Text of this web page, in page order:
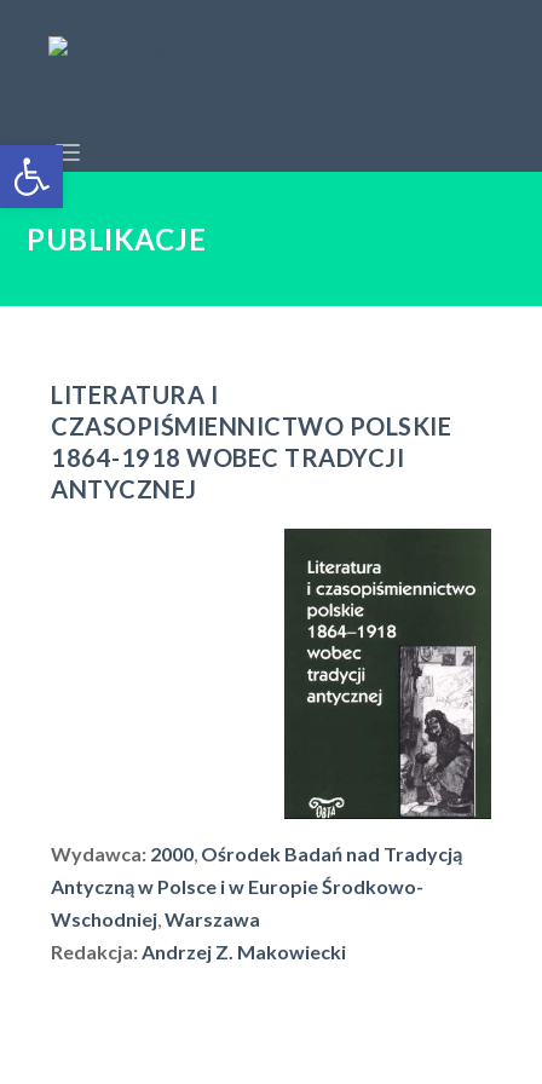
Open toolbar
PUBLIKACJE
LITERATURA I
CZASOPIŚMIENNICTWO POLSKIE
1864-1918 WOBEC TRADYCJI
ANTYCZNEJ
Wydawca: 2000 Ośrodek Badań nad Tradycją
Antyczną w Polsce i w Europie Środkowo-
Wschodniej ,Warszawa
Redakcja: Andrzej Z. Makowiecki